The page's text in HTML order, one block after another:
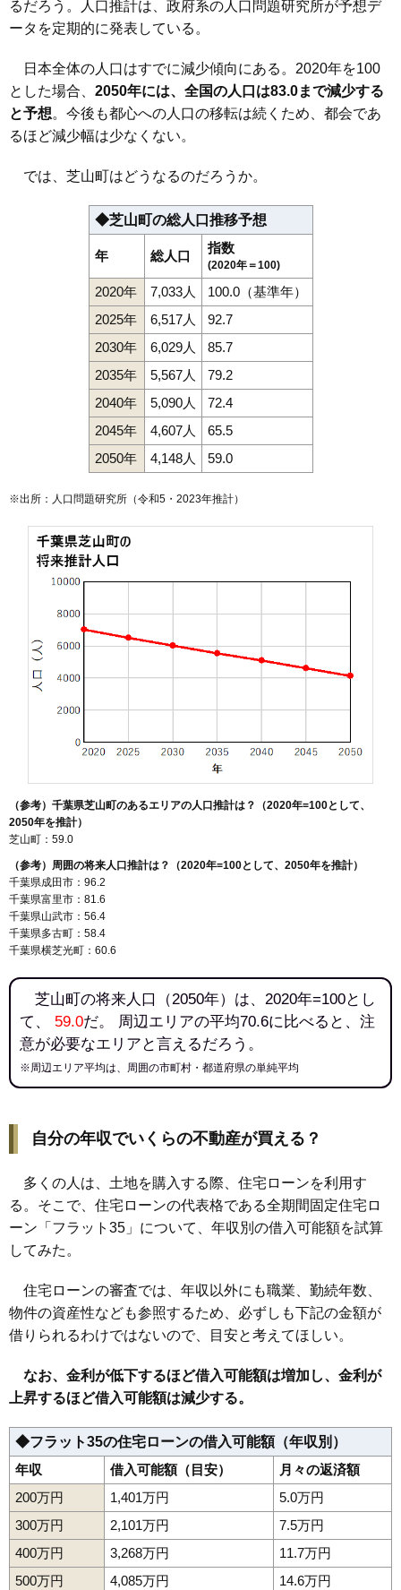
るだろう。人口推計は、政府系の人口問題研究所が予想デ
ータを定期的に発表している。
日本全体の人口はすでに減少傾向にある。2020年を100
とした場合、 2050年には、全国の人口は83.0まで減少する
と予想。今後も都心への人口の移転は続くため、都会であ
るほど減少幅は少なくない。
では、芝山町はどうなるのだろうか。
◆芝山町の総人口推移予想
年 総人口
指数
(2020年＝100)
2020年 7,033人
100.0（基準年）
2025年
6,517人
92.7
2030年
6,029人
85.7
2035年
5,567人
79.2
2040年
5,090人
72.4
2045年
4,607人
65.5
2050年
4,148人 59.0
※出所：人口問題研究所（令和5・2023年推計）
（参考）千葉県芝山町のあるエリアの人口推計は？（2020年=100として、
2050年を推計）
芝山町：59.0
（参考）周囲の将来人口推計は？（2020年=100として、2050年を推計）
千葉県成田市：96.2
千葉県富里市：81.6
千葉県山武市：56.4
千葉県多古町：58.4
千葉県横芝光町：60.6
芝山町の将来人口（2050年）は、2020年=100とし
て、 59.0だ。 周辺エリアの平均70.6に比べると、注
意が必要なエリアと言えるだろう。
※周辺エリア平均は、周囲の市町村・都道府県の単純平均
自分の年収でいくらの不動産が買える？
多くの人は、土地を購入する際、住宅ローンを利用す
る。そこで、住宅ローンの代表格である全期間固定住宅ロ
ーン「フラット35」について、年収別の借入可能額を試算
してみた。
住宅ローンの審査では、年収以外にも職業、勤続年数、
物件の資産性なども参照するため、必ずしも下記の金額が
借りられるわけではないので、目安と考えてほしい。
なお、金利が低下するほど借入可能額は増加し、金利が
上昇するほど借入可能額は減少する。
◆フラット35の住宅ローンの借入可能額（年収別）
年収
借入可能額（目安）
月々の返済額
200万円
1,401万円
5.0万円
300万円
2,101万円
7.5万円
400万円
3,268万円
11.7万円
500万円
4,085万円
14.6万円